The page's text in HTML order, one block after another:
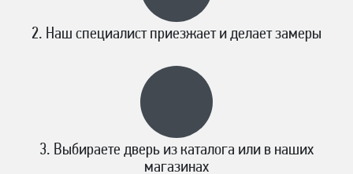
Наш специалист приезжает и делает замеры
Выбираете дверь из каталога или в наших
магазинах